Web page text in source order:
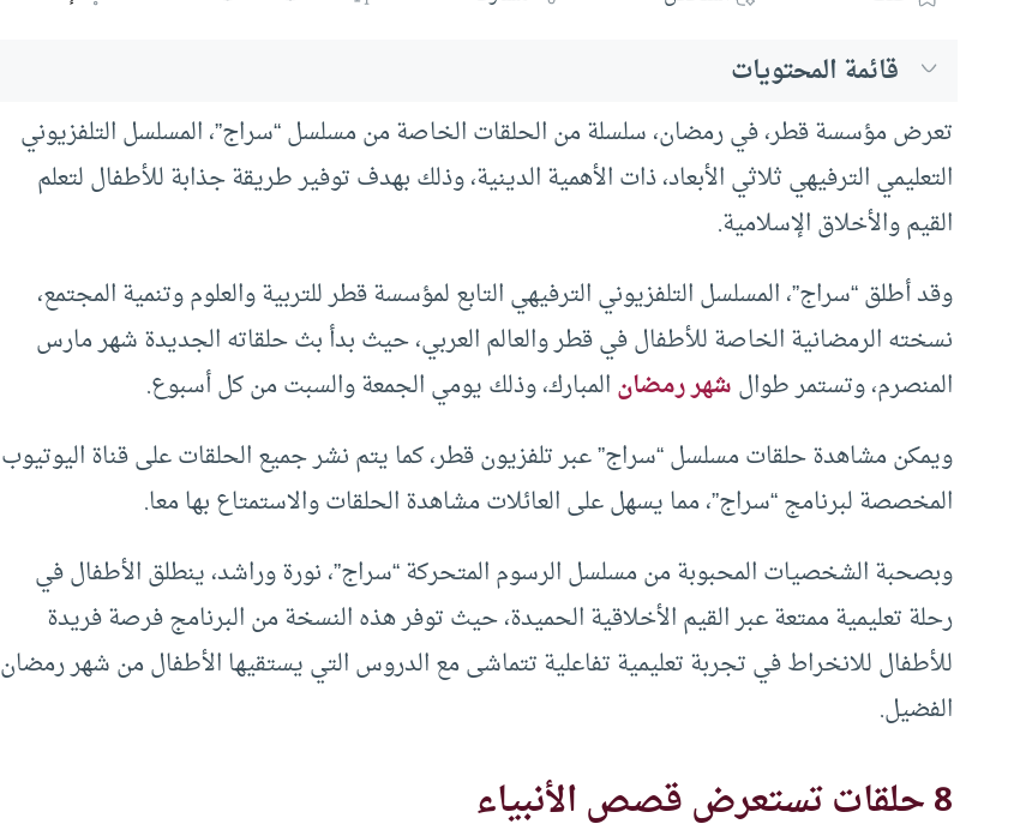
قائمة المحتويات
تعرض مؤسسة قطر، في رمضان، سلسلة من الحلقات الخاصة من مسلسل “سراج”، المسلسل التلفزيوني
التعليمي الترفيهي ثلاثي الأبعاد، ذات الأهمية الدينية، وذلك بهدف توفير طريقة جذابة للأطفال لتعلم
القيم والأخلاق الإسلامية.
وقد أطلق “سراج”، المسلسل التلفزيوني الترفيهي التابع لمؤسسة قطر للتربية والعلوم وتنمية المجتمع،
نسخته الرمضانية الخاصة للأطفال في قطر والعالم العربي، حيث بدأ بث حلقاته الجديدة شهر مارس
المنصرم، وتستمر طوالشهر رمضانالمبارك، وذلك يومي الجمعة والسبت من كل أسبوع.
ويمكن مشاهدة حلقات مسلسل “سراج” عبر تلفزيون قطر، كما يتم نشر جميع الحلقات على قناة اليوتيوب
المخصصة لبرنامج “سراج”، مما يسهل على العائلات مشاهدة الحلقات والاستمتاع بها معا.
وبصحبة الشخصيات المحبوبة من مسلسل الرسوم المتحركة “سراج”، نورة وراشد، ينطلق الأطفال في
رحلة تعليمية ممتعة عبر القيم الأخلاقية الحميدة، حيث توفر هذه النسخة من البرنامج فرصة فريدة
للأطفال للانخراط في تجربة تعليمية تفاعلية تتماشى مع الدروس التي يستقيها الأطفال من شهر رمضان
الفضيل.
8 حلقات تستعرض قصص الأنبياء